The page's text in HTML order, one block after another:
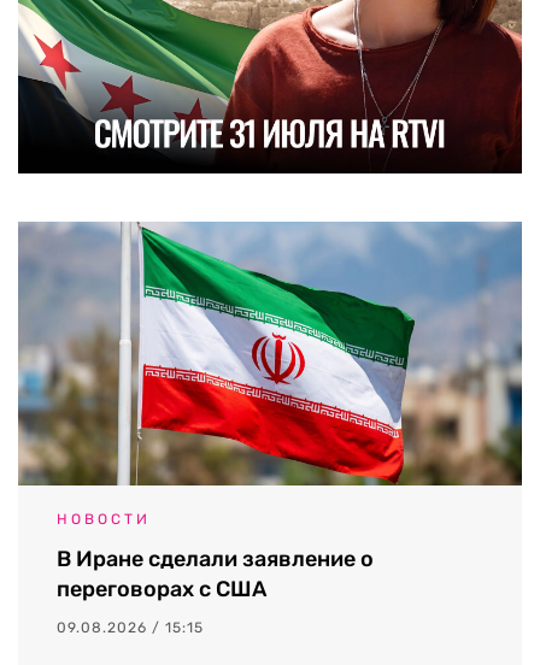
НОВОСТИ
В Иране сделали заявление о
переговорах с США
09.08.2026 / 15:15